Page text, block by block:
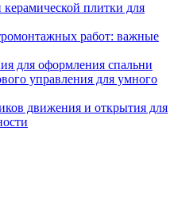
плитки для
работ: важные
для оформления спальни
управления для умного
движения и открытия для